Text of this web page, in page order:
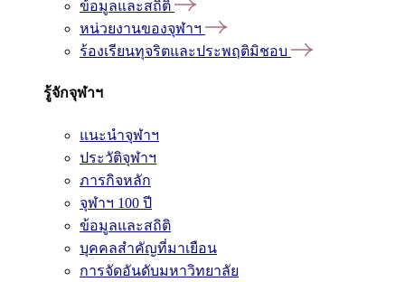
ข้อมูลและสถิติ
หน่วยงานของจุฬาฯ
ร้องเรียนทุจริตและประพฤติมิชอบ
รู้จักจุฬาฯ
แนะนำจุฬาฯ
ประวัติจุฬาฯ
ภารกิจหลัก
จุฬาฯ 100 ปี
ข้อมูลและสถิติ
บุคคลสำคัญที่มาเยือน
การจัดอันดับมหาวิทยาลัย